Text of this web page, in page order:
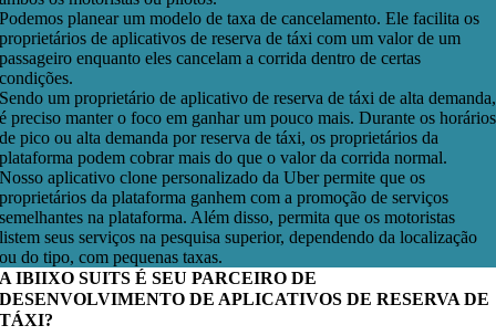
Podemos planear um modelo de taxa de cancelamento. Ele facilita os
proprietários de aplicativos de reserva de táxi com um valor de um
passageiro enquanto eles cancelam a corrida dentro de certas
condições.
Sendo um proprietário de aplicativo de reserva de táxi de alta demanda,
é preciso manter o foco em ganhar um pouco mais. Durante os horários
de pico ou alta demanda por reserva de táxi, os proprietários da
plataforma podem cobrar mais do que o valor da corrida normal.
Nosso aplicativo clone personalizado da Uber permite que os
proprietários da plataforma ganhem com a promoção de serviços
semelhantes na plataforma. Além disso, permita que os motoristas
listem seus serviços na pesquisa superior, dependendo da localização
ou do tipo, com pequenas taxas.
A IBIIXO SUITS É SEU PARCEIRO DE
DESENVOLVIMENTO DE APLICATIVOS DE RESERVA DE
TÁXI?